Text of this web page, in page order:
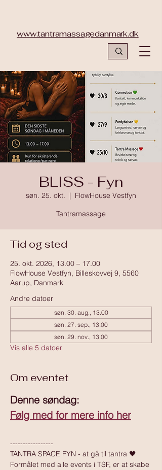
www.tantramassagedanmark.dk
BLISS - Fyn
søn. 25. okt.
  |
FlowHouse Vestfyn
Tantramassage
Tid og sted
25. okt. 2026, 13.00 – 17.00
FlowHouse Vestfyn, Billeskovvej 9, 5560
Aarup, Danmark
Andre datoer
søn. 30. aug., 13.00
søn. 27. sep., 13.00
søn. 29. nov., 13.00
Vis alle 5 datoer
Om eventet
Denne søndag:
Følg med for mere info her
-----------------
TANTRA SPACE FYN - at gå til tantra 🖤
Formålet med alle events i TSF, er at skabe